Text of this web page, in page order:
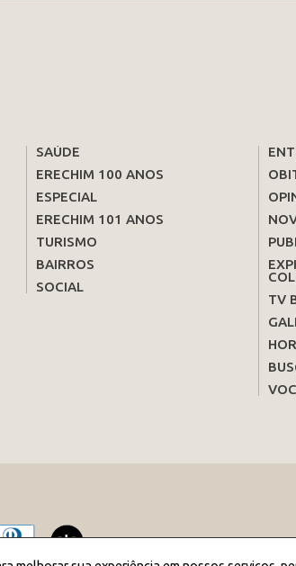
SAÚDE
ERECHIM 100 ANOS
ESPECIAL
ERECHIM 101 ANOS
TURISMO
BAIRROS
SOCIAL
TV